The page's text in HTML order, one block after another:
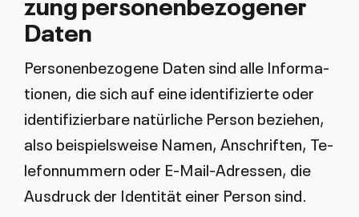
Da­ten
Per­so­nen­be­zo­ge­ne Da­ten sind al­le In­for­ma­
tio­nen, die sich auf ei­ne iden­ti­fi­zier­te oder
iden­ti­fi­zier­ba­re na­tür­li­che Per­son be­zie­hen,
al­so bei­spiels­wei­se Na­men, An­schrif­ten, Te­
le­fon­num­mern oder E-Mail-Adres­sen, die
Aus­druck der Iden­ti­tät ei­ner Per­son sind.